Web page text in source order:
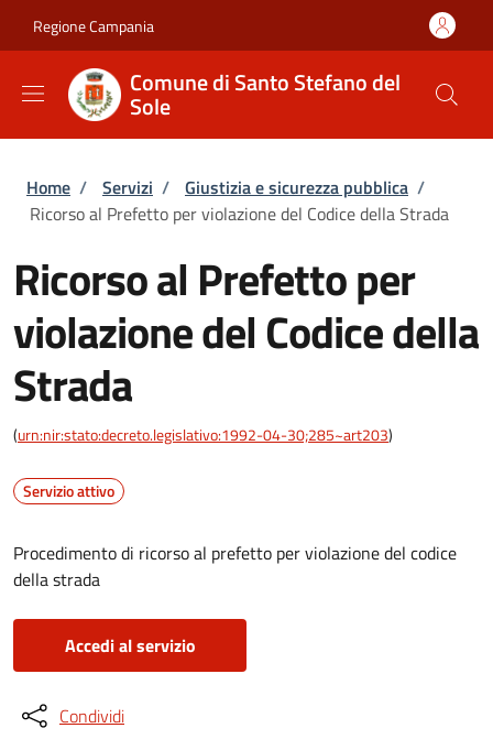
Regione Campania
Comune di Santo Stefano del
Sole
Briciole di pane
Home / Servizi / Giustizia e sicurezza pubblica /
Ricorso al Prefetto per violazione del Codice della Strada
Ricorso al Prefetto per
violazione del Codice della
Strada
(urn:nir:stato:decreto.legislativo:1992-04-30;285~art203)
Servizio attivo
Procedimento di ricorso al prefetto per violazione del codice
della strada
Accedi al servizio
Condividi